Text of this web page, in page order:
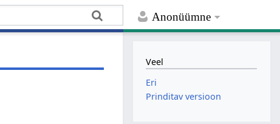
Anonüümne
Veel
Eri
Prinditav versioon